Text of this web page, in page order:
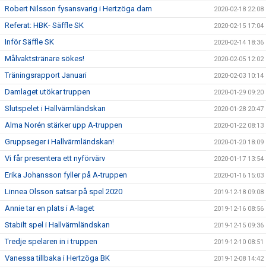
Robert Nilsson fysansvarig i Hertzöga dam 2020-02-18 22:08
Referat: HBK- Säffle SK 2020-02-15 17:04
Inför Säffle SK 2020-02-14 18:36
Målvaktstränare sökes! 2020-02-05 12:02
Träningsrapport Januari 2020-02-03 10:14
Damlaget utökar truppen 2020-01-29 09:20
Slutspelet i Hallvärmländskan 2020-01-28 20:47
Alma Norén stärker upp A-truppen 2020-01-22 08:13
Gruppseger i Hallvärmländskan! 2020-01-20 18:09
Vi får presentera ett nyförvärv 2020-01-17 13:54
Erika Johansson fyller på A-truppen 2020-01-16 15:03
Linnea Olsson satsar på spel 2020 2019-12-18 09:08
Annie tar en plats i A-laget 2019-12-16 08:56
Stabilt spel i Hallvärmländskan 2019-12-15 09:36
Tredje spelaren in i truppen 2019-12-10 08:51
Vanessa tillbaka i Hertzöga BK 2019-12-08 14:42